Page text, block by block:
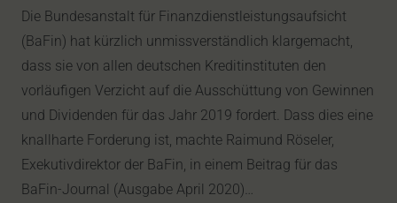
Die Bundesanstalt für Finanzdienstleistungsaufsicht
(BaFin) hat kürzlich unmissverständlich klargemacht,
dass sie von allen deutschen Kreditinstituten den
vorläufigen Verzicht auf die Ausschüttung von Gewinnen
und Dividenden für das Jahr 2019 fordert. Dass dies eine
knallharte Forderung ist, machte Raimund Röseler,
Exekutivdirektor der BaFin, in einem Beitrag für das
BaFin-Journal (Ausgabe April 2020)…